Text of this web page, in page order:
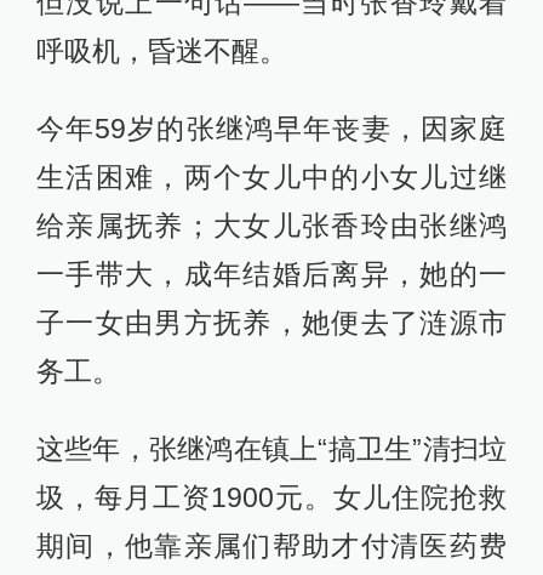
呼吸机，昏迷不醒。
今年59岁的张继鸿早年丧妻，因家庭
生活困难，两个女儿中的小女儿过继
给亲属抚养；大女儿张香玲由张继鸿
一手带大，成年结婚后离异，她的一
子一女由男方抚养，她便去了涟源市
务工。
这些年，张继鸿在镇上“搞卫生”清扫垃
圾，每月工资1900元。女儿住院抢救
期间，他靠亲属们帮助才付清医药费